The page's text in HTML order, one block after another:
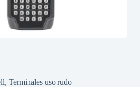
, Terminales uso rudo